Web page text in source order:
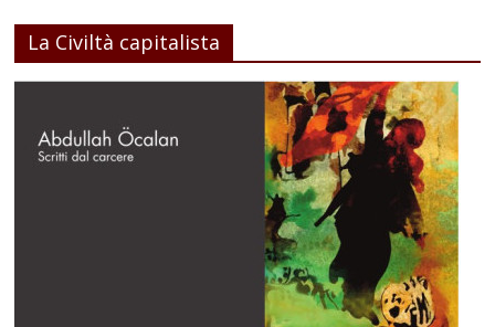
La Civiltà capitalista